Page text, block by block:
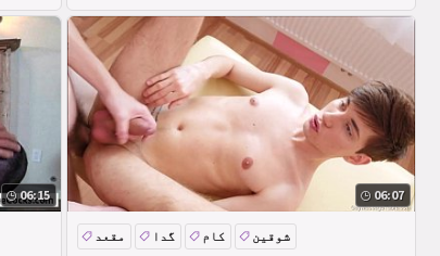
06:15 06:07
مقعد گدا کام شوقین